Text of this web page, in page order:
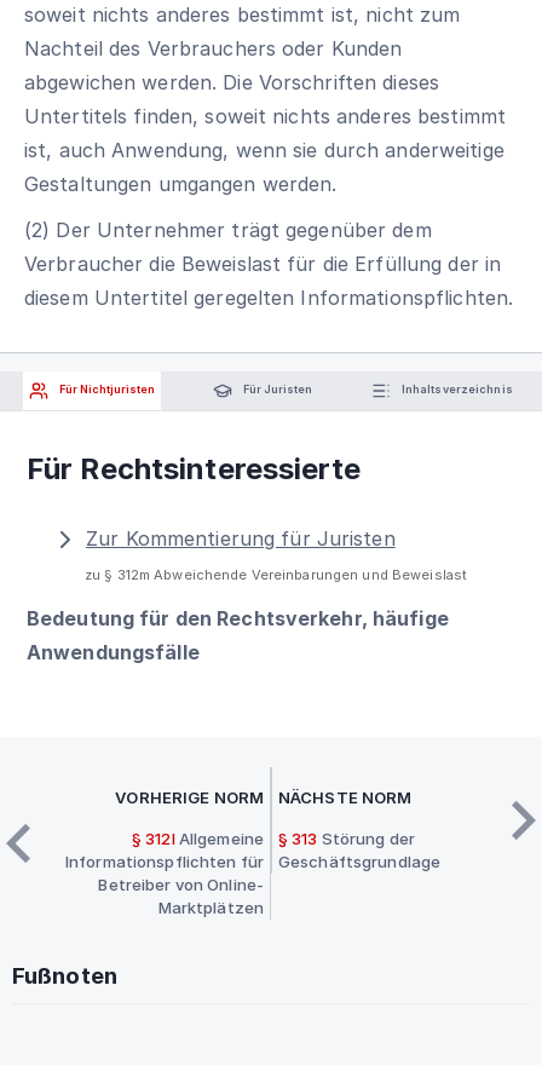
soweit nichts anderes bestimmt ist, nicht zum
Nachteil des Verbrauchers oder Kunden
abgewichen werden. Die Vorschriften dieses
Untertitels finden, soweit nichts anderes bestimmt
ist, auch Anwendung, wenn sie durch anderweitige
Gestaltungen umgangen werden.
(2) Der Unternehmer trägt gegenüber dem
Verbraucher die Beweislast für die Erfüllung der in
diesem Untertitel geregelten Informationspflichten.
Für Nichtjuristen Für Juristen Inhaltsverzeichnis
Für Rechtsinteressierte
Zur Kommentierung für Juristen
zu § 312m Abweichende Vereinbarungen und Beweislast
Bedeutung für den Rechtsverkehr, häufige
Anwendungsfälle
VORHERIGE NORM
§ 312l Allgemeine
Informationspflichten für
Betreiber von Online-
Marktplätzen
NÄCHSTE NORM
§ 313 Störung der
Geschäftsgrundlage
Fußnoten